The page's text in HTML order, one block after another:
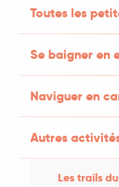
Toutes les
Se baigner en
Naviguer en
Autres
Les trails
pompiers, le